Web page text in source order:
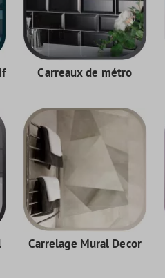
Carreaux de métro
Carrelage Mural Decor